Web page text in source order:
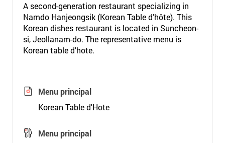
A second-generation restaurant specializing in
Namdo Hanjeongsik (Korean Table d'hôte). This
Korean dishes restaurant is located in Suncheon-
si, Jeollanam-do. The representative menu is
Korean table d'hote.
Menu principal
Korean Table d'Hote
Menu principal